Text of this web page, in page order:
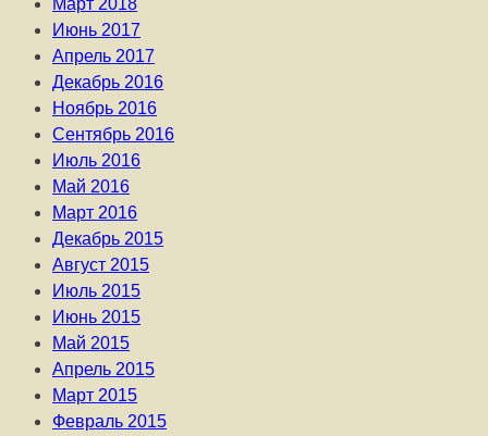
Март 2018
Июнь 2017
Апрель 2017
Декабрь 2016
Ноябрь 2016
Сентябрь 2016
Июль 2016
Май 2016
Март 2016
Декабрь 2015
Август 2015
Июль 2015
Июнь 2015
Май 2015
Апрель 2015
Март 2015
Февраль 2015